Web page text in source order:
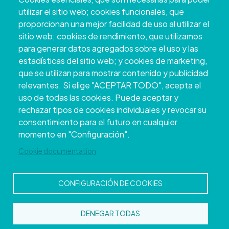
utilizar el sitio web; cookies funcionales, que
proporcionan una mejor facilidad de uso al utilizar el
sitio web; cookies de rendimiento, que utilizamos
para generar datos agregados sobre el uso y las
estadísticas del sitio web; y cookies de marketing,
que se utilizan para mostrar contenido y publicidad
relevantes. Si elige "ACEPTAR TODO", acepta el
uso de todas las cookies. Puede aceptar y
rechazar tipos de cookies individuales y revocar su
consentimiento para el futuro en cualquier
momento en "Configuración".
Cookie documentation
CONFIGURACIÓN DE COOKIES
DENEGAR TODAS
Copyright © 2026. Deputación Provincial de
Pontevedra. Todos os dereitos reservados
Aviso
Accessibility Protección de